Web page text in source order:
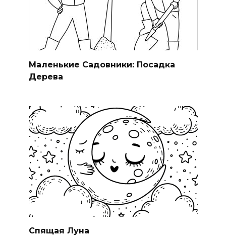
Маленькие Садовники: Посадка
Дерева
Спящая Луна